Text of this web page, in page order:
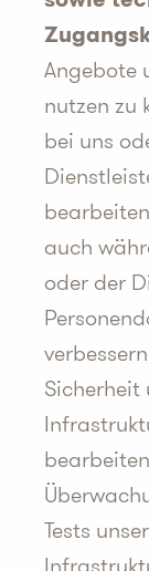
Angebote
nutzen zu
bei uns
auch
oder der
Sicherheit
Tests